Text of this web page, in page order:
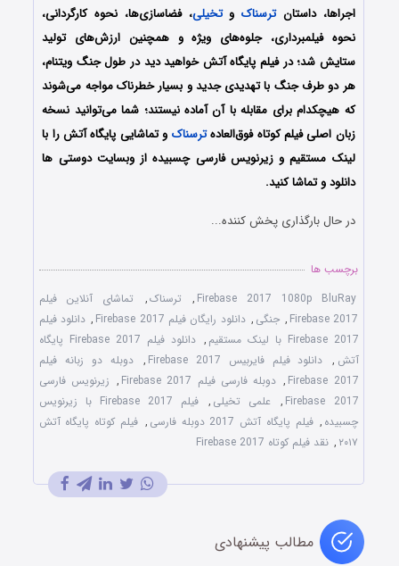
اجراها، داستانترسناکوتخیلی، فضاسازی‌ها، نحوه کارگردانی،
نحوه فیلمبرداری، جلوه‌های ویژه و همچنین ارزش‌های تولید
ستایش شد؛ در فیلم پایگاه آتش خواهید دید در طول جنگ ویتنام،
هر دو طرف جنگ با تهدیدی جدید و بسیار خطرناک مواجه می‌شوند
که هیچکدام برای مقابله با آن آماده نیستند؛ شما می‌توانید نسخه
زبان اصلی فیلم کوتاه فوق‌العادهترسناک و تماشایی پایگاه آتش را با
لینک مستقیم و زیرنویس فارسی چسبیده از وبسایت دوستی ها
دانلود و تماشا کنید.
در حال بارگذاری پخش کننده...
برچسب ها
Firebase 2017 1080p BluRay
, ترسناک,
تماشای آنلاین فیلم
Firebase 2017
, جنگی , دانلود رایگان فیلم Firebase 2017 , دانلود فیلم
Firebase 2017 با لینک مستقیم
,
دانلود فیلم Firebase 2017 پایگاه
آتش , دانلود فیلم فایربیس Firebase 2017 ,
دوبله دو زبانه فیلم
Firebase 2017
, دوبله فارسی فیلم Firebase 2017 , زیرنویس فارسی
Firebase 2017
, علمی تخیلی ,
فیلم Firebase 2017 با زیرنویس
چسبیده , فیلم پایگاه آتش 2017 دوبله فارسی , فیلم کوتاه پایگاه آتش
۲۰۱۷ , نقد فیلم کوتاه Firebase 2017
مطالب پیشنهادی